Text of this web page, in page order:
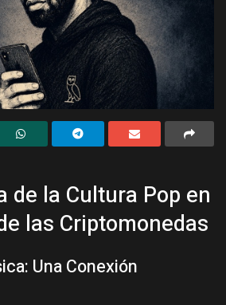
de la Cultura Pop en
las Criptomonedas
Una Conexión